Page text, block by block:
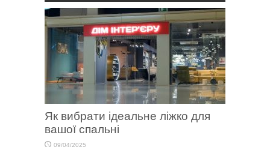
Як вибрати ідеальне ліжко для
вашої спальні
09/04/2025